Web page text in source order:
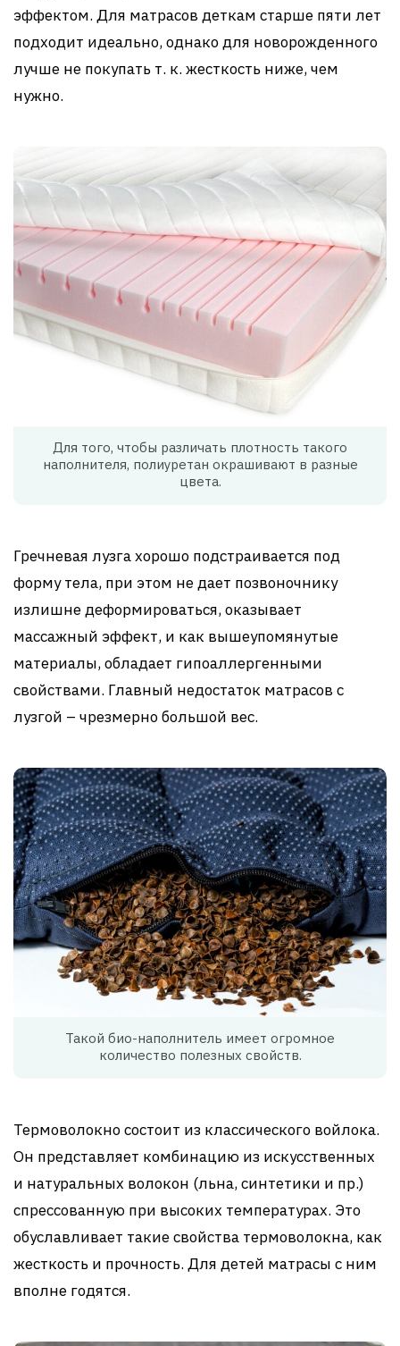
эффектом. Для матрасов деткам старше пяти лет
подходит идеально, однако для новорожденного
лучше не покупать т. к. жесткость ниже, чем
нужно.
Для того, чтобы различать плотность такого
наполнителя, полиуретан окрашивают в разные
цвета.
Гречневая лузга хорошо подстраивается под
форму тела, при этом не дает позвоночнику
излишне деформироваться, оказывает
массажный эффект, и как вышеупомянутые
материалы, обладает гипоаллергенными
свойствами. Главный недостаток матрасов с
лузгой – чрезмерно большой вес.
Такой био-наполнитель имеет огромное
количество полезных свойств.
Термоволокно состоит из классического войлока.
Он представляет комбинацию из искусственных
и натуральных волокон (льна, синтетики и пр.)
спрессованную при высоких температурах. Это
обуславливает такие свойства термоволокна, как
жесткость и прочность. Для детей матрасы с ним
вполне годятся.